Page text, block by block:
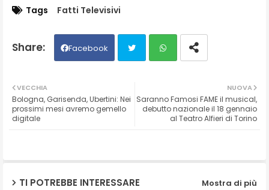
Tags Fatti Televisivi
Facebook
ter ats
NUOVA
Saranno Famosi FAME il musical,
debutto nazionale il 18 gennaio
al Teatro Alfieri di Torino
VECCHIA
Bologna, Garisenda, Ubertini: Nei
prossimi mesi avremo gemello
digitale
TI POTREBBE INTERESSARE Mostra di più